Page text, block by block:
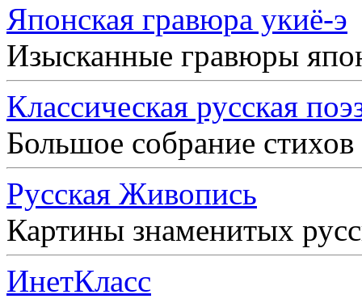
Японская гравюра укиё-э
Изысканные гравюры
Классическая русская
Большое собрание
Русская Живопись
Картины знаменитых
ИнетКласс